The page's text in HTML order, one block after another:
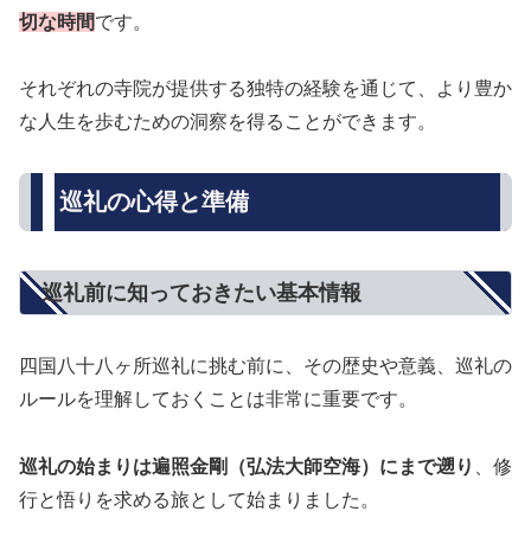
切な時間です。
それぞれの寺院が提供する独特の経験を通じて、より豊か
な人生を歩むための洞察を得ることができます。
巡礼の心得と準備
巡礼前に知っておきたい基本情報
四国八十八ヶ所巡礼に挑む前に、その歴史や意義、巡礼の
ルールを理解しておくことは非常に重要です。
巡礼の始まりは遍照金剛（弘法大師空海）にまで遡り
、修
行と悟りを求める旅として始まりました。